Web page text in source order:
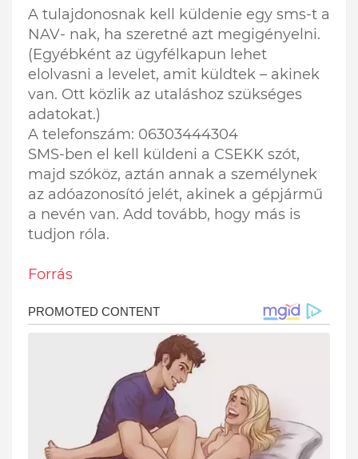
A tulajdonosnak kell küldenie egy sms-t a
NAV- nak, ha szeretné azt megigényelni.
(Egyébként az ügyfélkapun lehet
elolvasni a levelet, amit küldtek – akinek
van. Ott közlik az utaláshoz szükséges
adatokat.)
A telefonszám: 06303444304
SMS-ben el kell küldeni a CSEKK szót,
majd szóköz, aztán annak a személynek
az adóazonosító jelét, akinek a gépjármű
a nevén van. Add tovább, hogy más is
tudjon róla.
Forrás